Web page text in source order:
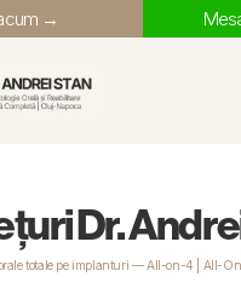
→
Dr.
totale pe implanturi — All-on-4 | All-